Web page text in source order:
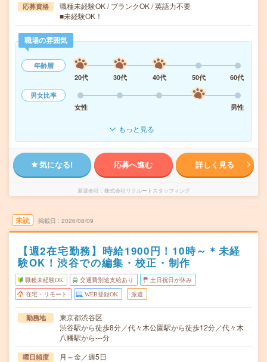
応募資格
職種未経験OK / ブランクOK / 英語力不要
■未経験OK！
職場の雰囲気
年齢層
20代
30代 40代 50代
60代
男女比率
女性
男性
もっと見る
気になる! 応募へ進む 詳しく見る
派遣会社 株式会社リクルートスタッフィング
未読 掲載日 2026/08/09
【週2在宅勤務】時給1900円！10時～＊未経
験OK！渋谷での編集・校正・制作
職種未経験OK 交通費別途支給あり 土日祝日が休み
在宅・リモート WEB登録OK 派遣
勤務地
東京都渋谷区
渋谷駅から徒歩8分／代々木公園駅から徒歩12分／代々木
八幡駅から---分
曜日頻度 月～金／週5日